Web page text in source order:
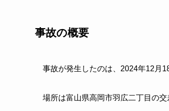
事故の概要
事故が発生したのは、2024年12月
場所は富山県高岡市羽広二丁目の交